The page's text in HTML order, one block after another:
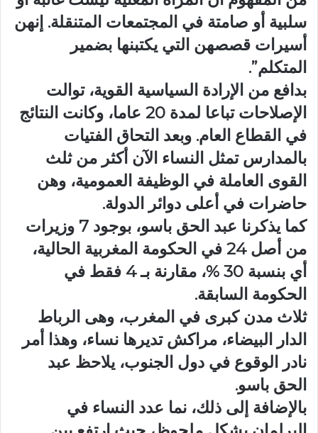
سلبية أو صامتة في المجتمعات المتنقلة. إنهن
أسيرات قصصهن التي يكتبنها بضمير
المتكلم”.
بدافع من الإرادة السياسية القوية، توالت
الإصلاحات تباعا لمدة 20 عاما، وكانت النتائج
في القطاع العام. وبعد التحاق الفتيات
بالمدارس تمثل النساء الآن أكثر من ثلث
القوى العاملة في الوظيفة العمومية، وهن
حاضرات في أعلى دوائر الدولة.
كما يذكرنا عبد الحق باسو، بوجود 7 وزيرات
من أصل 24 في الحكومة المغربية الحالية،
أي بنسبة 30 %، مقارنة بـ 4 فقط في
الحكومة السابقة.
ثلاث مدن كبرى في المغرب، وهى الرباط
الدار البيضاء، مراكش تديرها نساء، وهذا أمر
نادر الوقوع في دول الجنوب، يلاحظ عبد
الحق باسو.
بالإضافة إلى ذلك، نما عدد النساء في